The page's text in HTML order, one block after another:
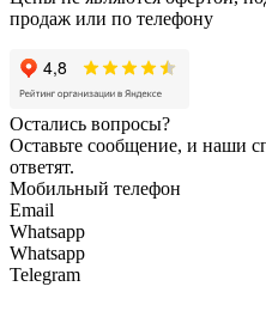
продаж или по телефону
Остались вопросы?
Оставьте сообщение, и наши
ответят.
Мобильный телефон
Email
Whatsapp
Whatsapp
Telegram